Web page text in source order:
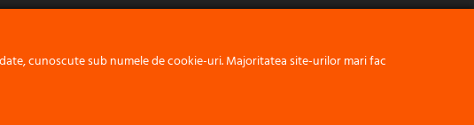
cunoscute sub numele de cookie-uri. Majoritatea site-urilor mari fac